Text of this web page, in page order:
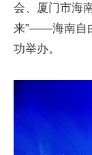
会、厦门市海
来”——海南自
功举办。